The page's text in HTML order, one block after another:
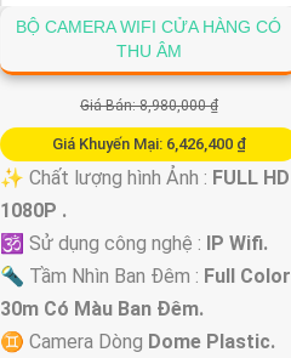
BỘ CAMERA WIFI CỬA HÀNG CÓ
THU ÂM
Giá Bán: 8,980,000 ₫
Giá Khuyến Mại: 6,426,400 ₫
✨ Chất lượng hình Ảnh : FULL HD
1080P .
🕉️ Sử dụng công nghệ : IP Wifi.
🔦 Tầm Nhìn Ban Đêm : Full Color
30m Có Màu Ban Ðêm.
♊ Camera Dòng Dome Plastic.